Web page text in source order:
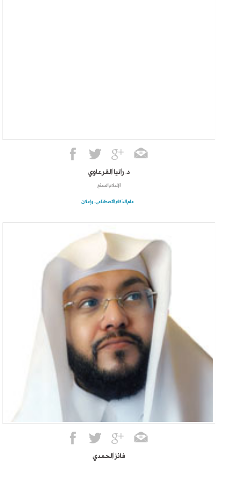
د. رانيا القرعاوي
الإعلام السنع
عام الذكاء الاصطناعي.. وإعلان
فائز الحمدي